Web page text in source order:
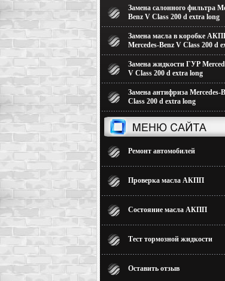
Замена салонного фильтра
Benz V Class 200 d extra long
Замена масла в коробке
Mercedes-Benz V Class 200 d
Замена жидкости ГУР
V Class 200 d extra long
Замена антифриза Mercedes-
Class 200 d extra long
Ремонт автомобилей
Проверка масла АКПП
Состояние масла АКПП
Тест тормозной жидкости
Оставить отзыв